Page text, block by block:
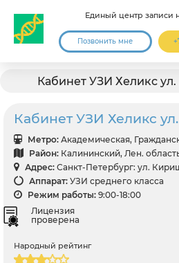
Единый центр записи
Позвонить мне
Кабинет УЗИ Хеликс
Кабинет УЗИ Хеликс
Метро: Академическая,
Район: Калининский, Лен.
Адрес: Санкт-Петербург: ул.
Аппарат: УЗИ среднего класса
Режим работы: 9:00-18:00
Лицензия
проверена
Народный рейтинг